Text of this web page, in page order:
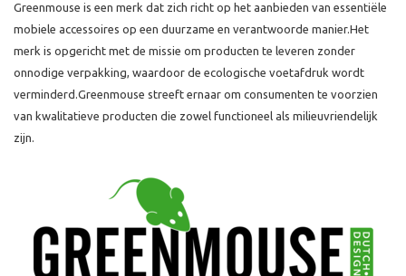
Greenmouse is een merk dat zich richt op het aanbieden van essentiële
mobiele accessoires op een duurzame en verantwoorde manier.Het
merk is opgericht met de missie om producten te leveren zonder
onnodige verpakking, waardoor de ecologische voetafdruk wordt
verminderd.Greenmouse streeft ernaar om consumenten te voorzien
van kwalitatieve producten die zowel functioneel als milieuvriendelijk
zijn.